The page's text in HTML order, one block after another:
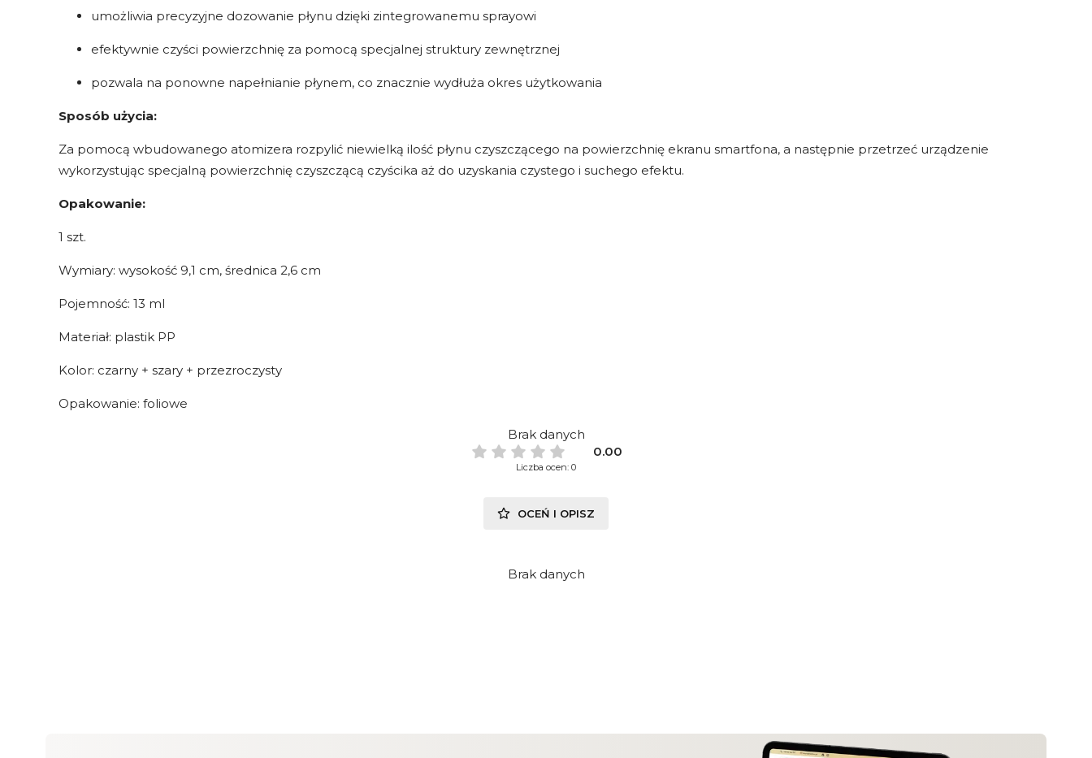
umożliwia precyzyjne dozowanie płynu dzięki zintegrowanemu sprayowi
efektywnie czyści powierzchnię za pomocą specjalnej struktury zewnętrznej
pozwala na ponowne napełnianie płynem, co znacznie wydłuża okres użytkowania
Sposób użycia:
Za pomocą wbudowanego atomizera rozpylić niewielką ilość płynu czyszczącego na powierzchnię ekranu smartfona, a następnie przetrzeć urządzenie
wykorzystując specjalną powierzchnię czyszczącą czyścika aż do uzyskania czystego i suchego efektu.
Opakowanie:
1 szt.
Wymiary: wysokość 9,1 cm, średnica 2,6 cm
Pojemność: 13 ml
Materiał: plastik PP
Kolor: czarny + szary + przezroczysty
Opakowanie: foliowe
Brak danych
0.00
Liczba ocen: 0
OCEŃ I OPISZ
Brak danych